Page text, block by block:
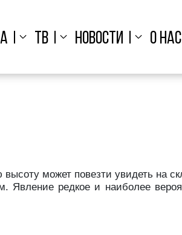
ТВ НОВОСТИ О НАС
может повезти увидеть на
Явление редкое и наиболее